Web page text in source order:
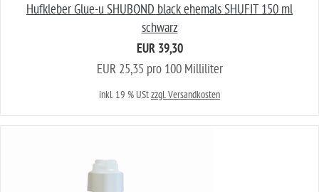
Hufkleber Glue-u SHUBOND black ehemals SHUFIT 150 ml
schwarz
EUR 39,30
EUR 25,35 pro 100 Milliliter
inkl. 19 % UStzzgl. Versandkosten